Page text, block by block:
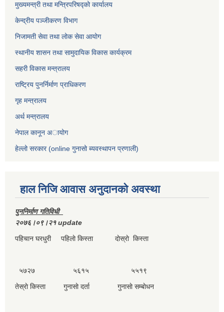
मुख्यमन्त्री तथा मन्त्रिपरिषद्को कार्यालय
केन्द्रीय पञ्जीकरण विभाग
निजामती सेवा तथा लोक सेवा आयोग
स्थानीय शासन तथा सामुदायिक विकास कार्यक्रम
सहरी विकास मन्त्रालय
राष्ट्रिय पुनर्निर्माण प्राधिकरण
गृह मन्त्रालय
अर्थ मन्त्रालय
नेपाल कानून अायोग
हेल्लो सरकार (online गुनासो ब्यवस्थापन प्रणाली)
हाल निजि आवास अनुदानकाे अवस्था
पुननिर्माण गतिविधी
२०७६।०९।२१ update
पहिचान घरधुरी पहिलाे किस्ता दाेस्राे किस्ता
५७२७ ५६१५ ५५१९
तेस्राे किस्ता गुनासाे दर्ता गुनासाे सम्बाेधन